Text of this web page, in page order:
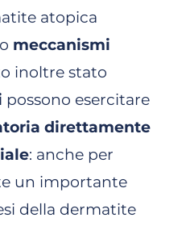
atopica
meccanismi
inoltre stato
possono esercitare
direttamente
: anche per
un importante
della dermatite